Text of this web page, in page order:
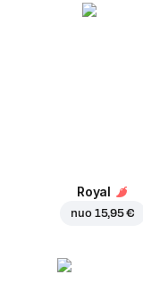
Royal
nuo 15,95 €